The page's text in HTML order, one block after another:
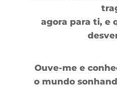
agora para ti, e
Ouve-me e
o mundo